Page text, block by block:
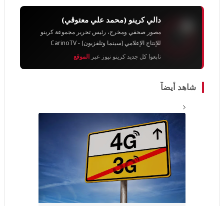
دالي كرينو (محمد علي معتوڨي)
مصور صحفي ومخرج، رئيس تحرير مجموعة كرينو
للإنتاج الإعلامي (سينما وتلفزيون) - CarinoTV
تابعوا كل جديد كرينو نيوز عبر الموقع
شاهد أيضاً